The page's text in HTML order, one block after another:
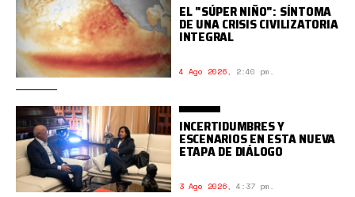
EL "SÚPER NIÑO": SÍNTOMA
DE UNA CRISIS CIVILIZATORIA
INTEGRAL
4 Ago 2026, 2:40 pm.
INCERTIDUMBRES Y
ESCENARIOS EN ESTA NUEVA
ETAPA DE DIÁLOGO
3 Ago 2026, 4:37 pm.